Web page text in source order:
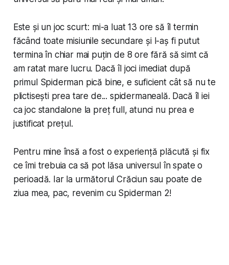
Este și un joc scurt: mi-a luat 13 ore să îl termin
făcând toate misiunile secundare și l-aș fi putut
termina în chiar mai puțin de 8 ore fără să simt că
am ratat mare lucru. Dacă îl joci imediat după
primul Spiderman pică bine, e suficient cât să nu te
plictisești prea tare de... spidermaneală. Dacă îl iei
ca joc standalone la preț full, atunci nu prea e
justificat prețul.
Pentru mine însă a fost o experiență plăcută și fix
ce îmi trebuia ca să pot lăsa universul în spate o
perioadă. Iar la următorul Crăciun sau poate de
ziua mea, pac, revenim cu Spiderman 2!